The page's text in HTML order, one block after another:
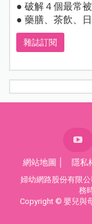
● 破解４個最常
● 藥膳、茶飲、
雜誌訂閱
網站地圖 隱私
婦幼網路股份有限
務
Copyright © 嬰兒與